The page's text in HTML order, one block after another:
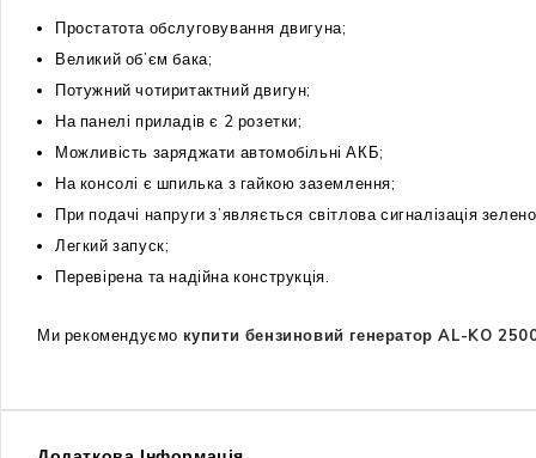
Простатота обслуговування двигуна;
Великий об’єм бака;
Потужний чотиритактний двигун;
На панелі приладів є 2 розетки;
Можливість заряджати автомобільні АКБ;
На консолі є шпилька з гайкою заземлення;
При подачі напруги з’являється світлова сигналізація
Легкий запуск;
Перевірена та надійна конструкція.
Ми рекомендуємо купити бензиновий генератор AL-KO